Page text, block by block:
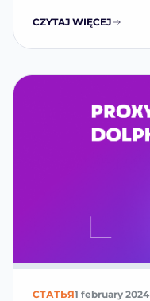
CZYTAJ WIĘCEJ
СТАТЬЯ1 february 2024